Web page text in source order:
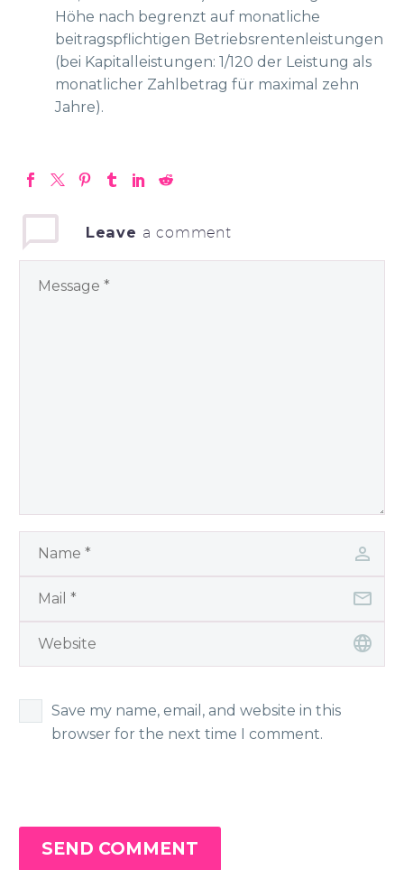
Höhe nach begrenzt auf monatliche
beitragspflichtigen Betriebsrentenleistungen
(bei Kapitalleistungen: 1/120 der Leistung als
monatlicher Zahlbetrag für maximal zehn
Jahre).
Leave a comment
Save my name, email, and website in this
browser for the next time I comment.
SEND COMMENT